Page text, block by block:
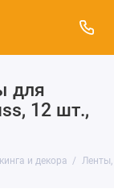
для
12 шт.,
и декора Ленты,